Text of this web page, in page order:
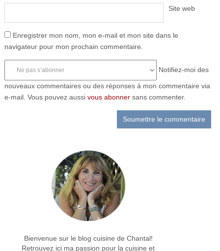
Site web
Enregistrer mon nom, mon e-mail et mon site dans le
navigateur pour mon prochain commentaire.
Notifiez-moi des
nouveaux commentaires ou des réponses à mon commentaire via
e-mail. Vous pouvez aussi vous abonnersans commenter.
Bienvenue sur le blog cuisine de Chantal!
Retrouvez ici ma passion pour la cuisine et